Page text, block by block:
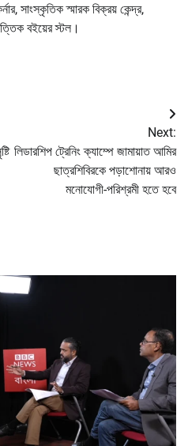
সাংস্কৃতিক স্মারক বিক্রয় কেন্দ্র,
বইয়ের স্টল।
Next:
লিডারশিপ ট্রেনিং ক্যাম্পে জামায়াত আমির
ছাত্রশিবিরকে পড়াশোনায় আরও
মনোযোগী-পরিশ্রমী হতে হবে